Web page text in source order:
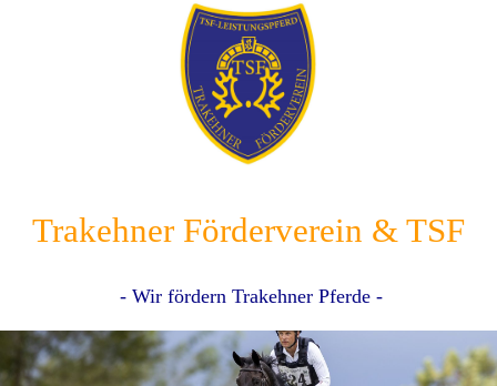
Trakehner Förderverein & TSF
- Wir fördern Trakehner Pferde -